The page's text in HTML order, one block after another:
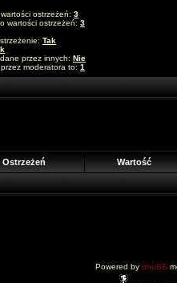
ostrzeżeń: 3
wartości ostrzeżeń: 3
Tak
przez innych: Nie
moderatora to: 1
Ostrzeżeń Wartość
Powered by phpBB